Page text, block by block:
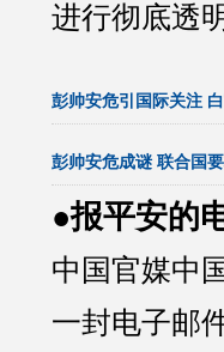
进行彻底透
彭帅安危引国际关注
彭帅安危成谜 联合国
●报平安的
中国官媒中
一封电子邮